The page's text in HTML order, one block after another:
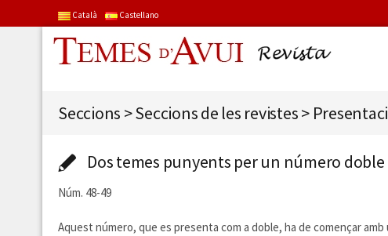
Català Castellano
Seccions >Seccions de les revistes>
Dos temes punyents per un número
Núm. 48-49
Aquest número, que es presenta com a doble, ha de començar